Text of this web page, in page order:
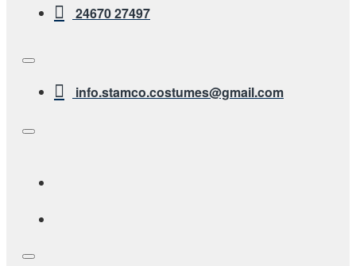
24670 27497
info.stamco.costumes@gmail.com